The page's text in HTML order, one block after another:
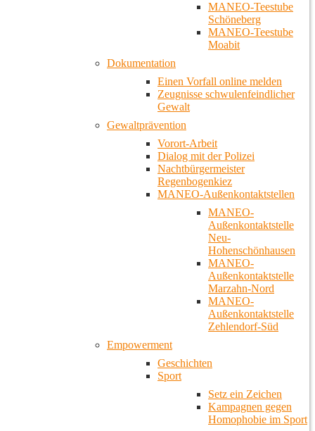
MANEO-Teestube
Schöneberg
MANEO-Teestube
Moabit
Dokumentation
Einen Vorfall online melden
Zeugnisse schwulenfeindlicher
Gewalt
Gewaltprävention
Vorort-Arbeit
Dialog mit der Polizei
Nachtbürgermeister
Regenbogenkiez
MANEO-Außenkontaktstellen
MANEO-
Außenkontaktstelle
Neu-
Hohenschönhausen
MANEO-
Außenkontaktstelle
Marzahn-Nord
MANEO-
Außenkontaktstelle
Zehlendorf-Süd
Empowerment
Geschichten
Sport
Setz ein Zeichen
Kampagnen gegen
Homophobie im Sport